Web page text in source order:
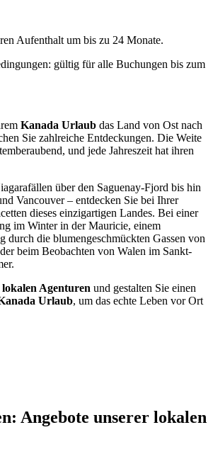
Aufenthalt um bis zu 24 Monate.
gültig für alle Buchungen bis zum
Kanada Urlaub das Land von Ost nach
Sie zahlreiche Entdeckungen. Die Weite
und jede Jahreszeit hat ihren
über den Saguenay-Fjord bis hin
Vancouver – entdecken Sie bei Ihrer
dieses einzigartigen Landes. Bei einer
im Winter in der Mauricie, einem
durch die blumengeschmückten Gassen von
beim Beobachten von Walen im Sankt-
lokalen Agenturen und gestalten Sie einen
Urlaub, um das echte Leben vor Ort
Angebote unserer lokalen